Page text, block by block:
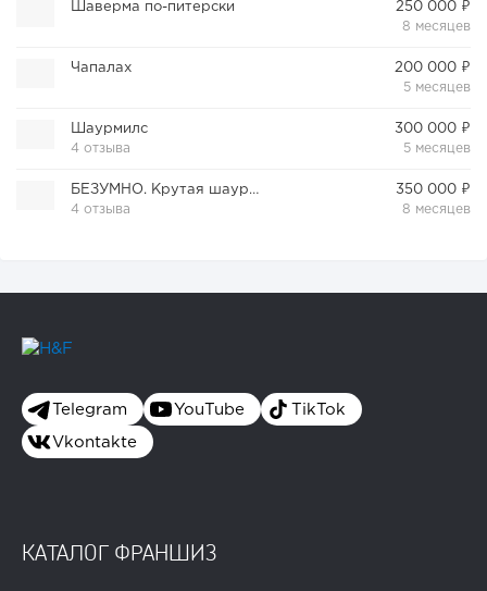
Шаверма по-питерски
250 000 ₽
8 месяцев
Чапалах
200 000 ₽
5 месяцев
Шаурмилс
4 отзыва
300 000 ₽
5 месяцев
БЕЗУМНО. Крутая шаурма
4 отзыва
350 000 ₽
8 месяцев
Telegram YouTube TikTok
Vkontakte
КАТАЛОГ ФРАНШИЗ